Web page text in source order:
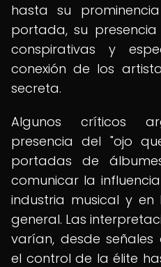
hasta su
portada, su
conspirativas y
conexión de los
secreta.
Algunos críticos
presencia del "ojo
portadas de
comunicar la
industria musical y
general. Las
varían, desde
el control de la élite